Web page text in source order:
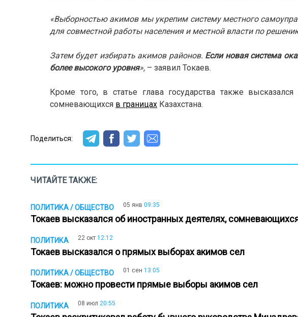
«Выборностью акимов мы укрепим систему местного
для совместной работы населения и местной власти по
Затем будет избирать акимов районов. Если новая система
более высокого уровня», – заявил Токаев.
Кроме того, в статье глава государства также
сомневающихся в границах Казахстана.
Поделиться:
ЧИТАЙТЕ ТАКЖЕ:
ПОЛИТИКА / ОБЩЕСТВО 05 янв 09:35
Токаев высказался об иностранных деятелях,
ПОЛИТИКА 22 окт 12:12
Токаев высказался о прямых выборах акимов сел
ПОЛИТИКА / ОБЩЕСТВО 01 сен 13:05
Токаев: можно провести прямые выборы акимов сел
ПОЛИТИКА 08 июл 20:55